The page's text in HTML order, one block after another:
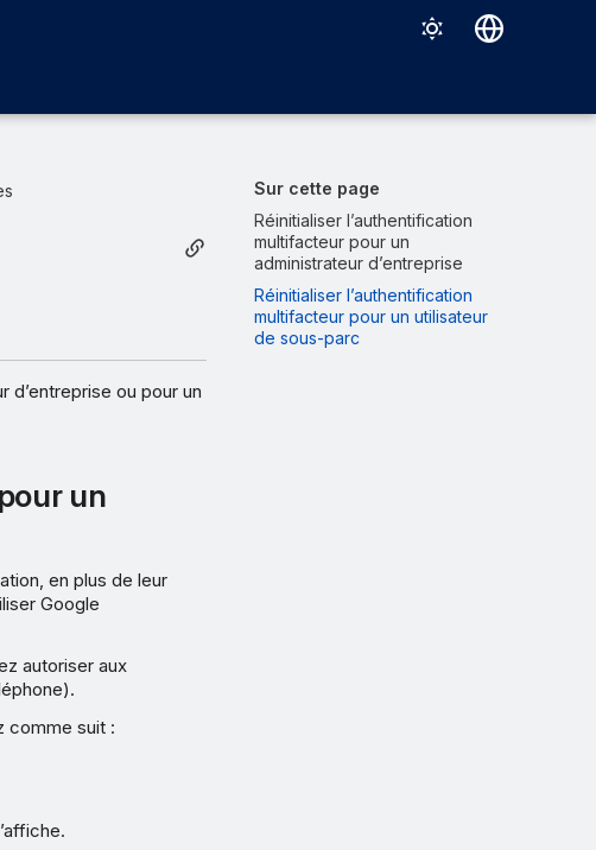
Français
Italiano
日本語
Sur cette page
Réinitialiser l’authentification
multifacteur pour un
administrateur d’entreprise
Réinitialiser l’authentification
multifacteur pour un utilisateur
de sous-parc
d’entreprise ou pour un
un
en plus de leur
Google
autoriser aux
comme suit :